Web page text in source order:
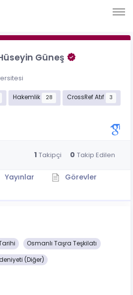
Güneş
Hakemlik 28 CrossRef Atıf 3
1 Takipçi 0 Takip Edilen
Yayınlar
Görevler
Osmanlı Taşra Teşkilatı
(Diğer)